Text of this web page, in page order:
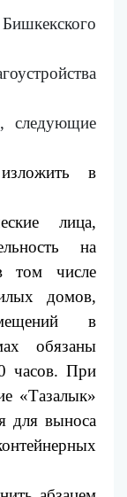
следующие
в
лица,
на
том числе
домов,
в
обязаны
часов. При
«Тазалык»
для выноса